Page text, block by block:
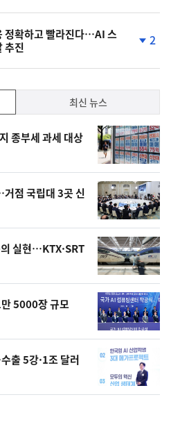
정확하고 빨라진다…AI 스
추진
락
2
최신 뉴스
종부세 과세 대상
점 국립대 3곳 신
실현…KTX·SRT
5000장 규모
출 5강·1조 달러